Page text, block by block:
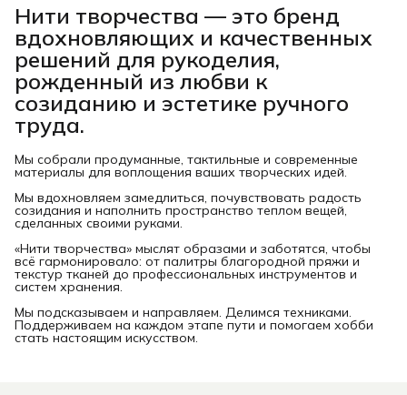
Нити творчества — это бренд
вдохновляющих и качественных
решений для рукоделия,
рожденный из любви к
созиданию и эстетике ручного
труда.
Мы собрали продуманные, тактильные и современные
материалы для воплощения ваших творческих идей.
Мы вдохновляем замедлиться, почувствовать радость
созидания и наполнить пространство теплом вещей,
сделанных своими руками.
«Нити творчества» мыслят образами и заботятся, чтобы
всё гармонировало: от палитры благородной пряжи и
текстур тканей до профессиональных инструментов и
систем хранения.
Мы подсказываем и направляем. Делимся техниками.
Поддерживаем на каждом этапе пути и помогаем хобби
стать настоящим искусством.